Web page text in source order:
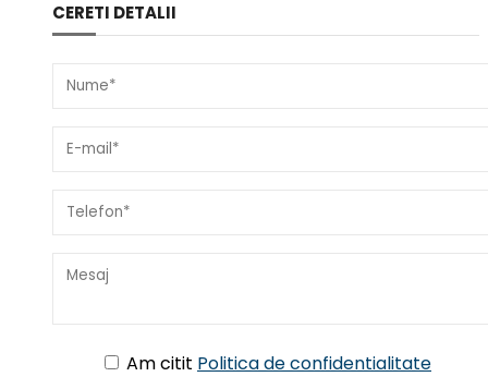
CERETI DETALII
Am citit Politica de confidentialitate